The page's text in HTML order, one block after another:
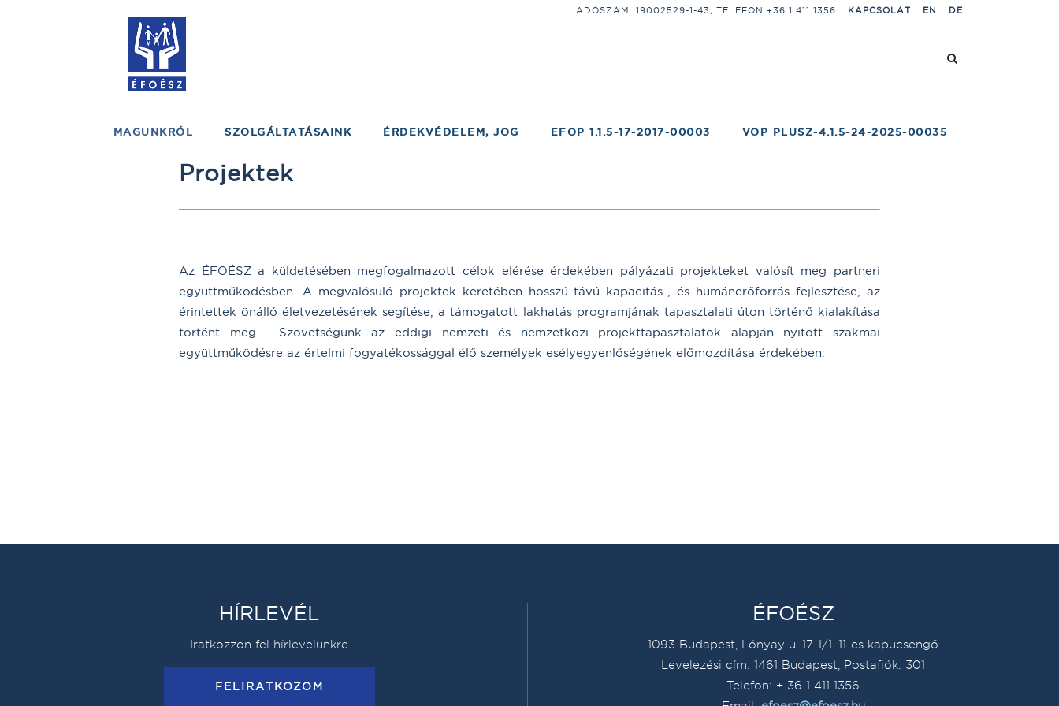
ADÓSZÁM: 19002529-1-43; TELEFON:+36 1 411 1356 KAPCSOLAT EN DE
MAGUNKRÓL SZOLGÁLTATÁSAINK ÉRDEKVÉDELEM, JOG EFOP 1.1.5-17-2017-00003 VOP PLUSZ-4.1.5-24-2025-00035
Projektek
Az ÉFOÉSZ a küldetésében megfogalmazott célok elérése érdekében pályázati projekteket valósít meg partneri
együttműködésben. A megvalósuló projektek keretében hosszú távú kapacitás-, és humánerőforrás fejlesztése, az
érintettek önálló életvezetésének segítése, a támogatott lakhatás programjának tapasztalati úton történő kialakítása
történt meg. Szövetségünk az eddigi nemzeti és nemzetközi projekttapasztalatok alapján nyitott szakmai
együttműködésre az értelmi fogyatékossággal élő személyek esélyegyenlőségének előmozdítása érdekében.
HÍRLEVÉL
Iratkozzon fel hírlevelünkre
FELIRATKOZOM
ÉFOÉSZ
1093 Budapest, Lónyay u. 17. I/1. 11-es kapucsengő
Levelezési cím: 1461 Budapest, Postafiók: 301
Telefon: + 36 1 411 1356